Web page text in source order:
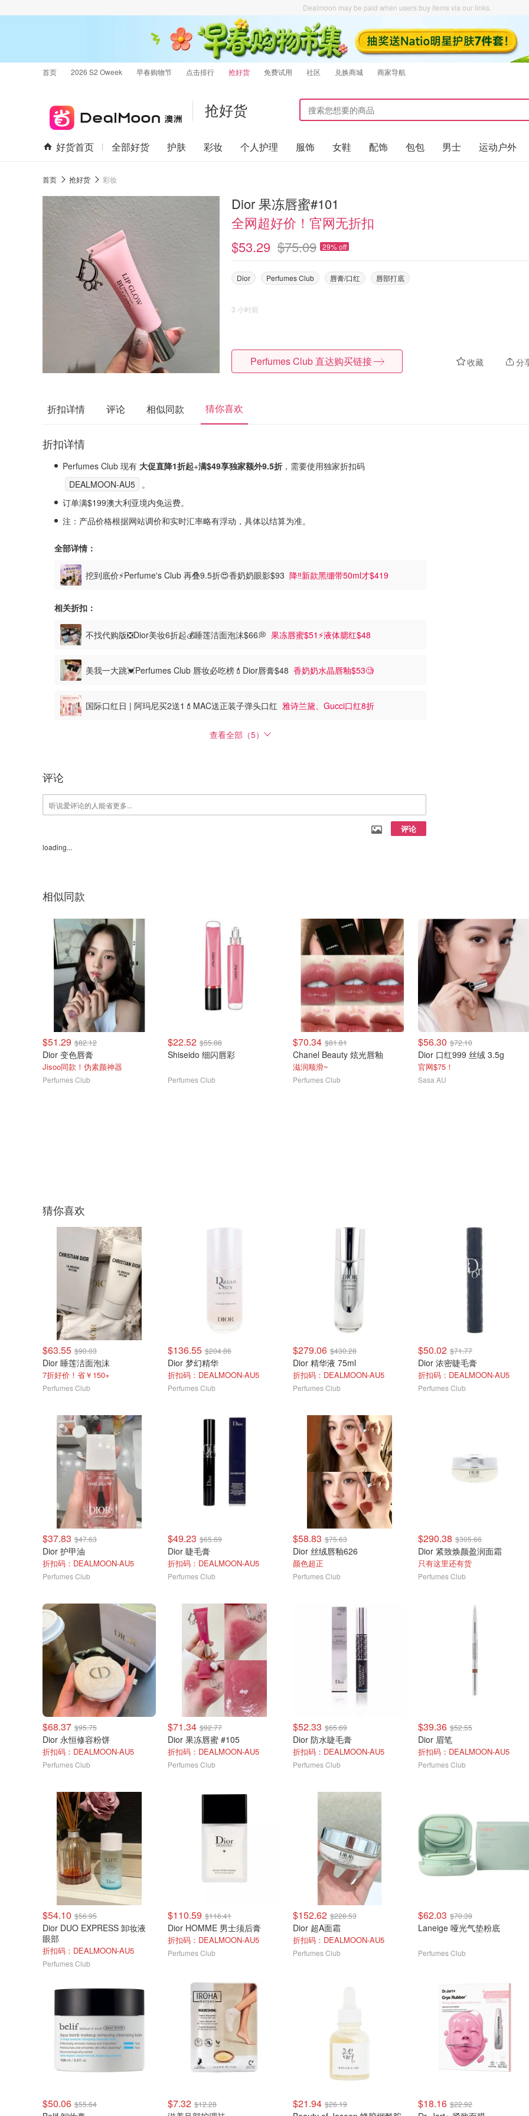
Dealmoon may be paid when users buy items via our links.
首页 2026 S2 Oweek 早春购物节 点击排行 抢好货 免费试用 社区 兑换商城 商家导航
抢好货
好货首页 全部好货 护肤 彩妆 个人护理 服饰 女鞋 配饰 包包 男士 运动户外
首页 抢好货 彩妆
Dior 果冻唇蜜#101
全网超好价！官网无折扣
$53.29 $75.09 29% off
Dior Perfumes Club 唇膏/口红 唇部打底
3 小时前
收藏 分
Perfumes Club 直达购买链接
折扣详情 评论 相似同款 猜你喜欢
折扣详情
Perfumes Club 现有 大促直降1折起+满$49享独家额外9.5折 ，需要使用独家折扣码
DEALMOON-AU5 。
订单满$199澳大利亚境内免运费。
注 ：产品价格根据网站调价和实时汇率略有浮动，具体以结算为准。
全部详情：
挖到底价⚡Perfume's Club 再叠9.5折😍香奶奶眼影$93 降‼️新款黑绷带50ml才$419
相关折扣：
不找代购版❎Dior美妆6折起💰睡莲洁面泡沫$66💭 果冻唇蜜$51⚡液体腮红$48
美我一大跳💓Perfumes Club 唇妆必吃榜💄Dior唇膏$48 香奶奶水晶唇釉$53🧐
国际口红日 | 阿玛尼买2送1💄MAC送正装子弹头口红 雅诗兰黛、Gucci口红8折
查看全部（5）
评论
评论
loading...
相似同款
$51.29 $82.12
Dior 变色唇膏
Jisoo同款！伪素颜神器
Perfumes Club
$22.52 $55.88
Shiseido 细闪唇彩
Perfumes Club
$70.34 $81.81
Chanel Beauty 炫光唇釉
滋润顺滑~
Perfumes Club
$56.30 $72.10
Dior 口红999 丝绒 3.5g
官网$75！
Sasa AU
猜你喜欢
$63.55 $90.03
Dior 睡莲洁面泡沫
7折好价！省￥150+
Perfumes Club
$136.55 $204.86
Dior 梦幻精华
折扣码：DEALMOON-AU5
Perfumes Club
$279.06 $430.28
Dior 精华液 75ml
折扣码：DEALMOON-AU5
Perfumes Club
$50.02 $71.77
Dior 浓密睫毛膏
折扣码：DEALMOON-AU5
Perfumes Club
$37.83 $47.63
Dior 护甲油
折扣码：DEALMOON-AU5
Perfumes Club
$49.23 $65.69
Dior 睫毛膏
折扣码：DEALMOON-AU5
Perfumes Club
$58.83 $75.63
Dior 丝绒唇釉626
颜色超正
Perfumes Club
$290.38 $305.66
Dior 紧致焕颜盈润面霜
只有这里还有货
Perfumes Club
$68.37 $95.75
Dior 永恒修容粉饼
折扣码：DEALMOON-AU5
Perfumes Club
$71.34 $92.77
Dior 果冻唇蜜 #105
折扣码：DEALMOON-AU5
Perfumes Club
$52.33 $65.69
Dior 防水睫毛膏
折扣码：DEALMOON-AU5
Perfumes Club
$39.36 $52.55
Dior 眉笔
折扣码：DEALMOON-AU5
Perfumes Club
$54.10 $56.95
Dior DUO EXPRESS 卸妆液
眼部
折扣码：DEALMOON-AU5
Perfumes Club
$110.59 $116.41
Dior HOMME 男士须后膏
折扣码：DEALMOON-AU5
Perfumes Club
$152.62 $228.53
Dior 超A面霜
折扣码：DEALMOON-AU5
Perfumes Club
$62.03 $70.39
Laneige 哑光气垫粉底
Perfumes Club
$50.06 $55.64 $7.32 $12.28 $21.94 $26.19 $18.16 $22.92